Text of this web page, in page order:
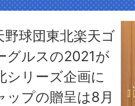
野球団東北楽天ゴ
グルスの2021が
シリーズ企画に
ップの贈呈は8月